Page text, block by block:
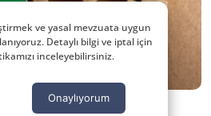
ve yasal mevzuata uygun
Detaylı bilgi ve iptal için
inceleyebilirsiniz.
Onaylıyorum